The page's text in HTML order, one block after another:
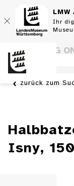
LMW
Ihr
SAMMLUNG
zurück zum
Isny,